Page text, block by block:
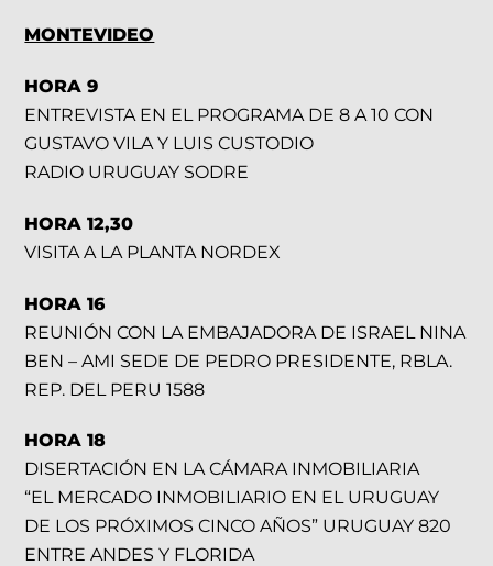
MONTEVIDEO
HORA 9
ENTREVISTA EN EL PROGRAMA DE 8 A 10 CON
GUSTAVO VILA Y LUIS CUSTODIO
RADIO URUGUAY SODRE
HORA 12,30
VISITA A LA PLANTA NORDEX
HORA 16
REUNIÓN CON LA EMBAJADORA DE ISRAEL NINA
BEN – AMI SEDE DE PEDRO PRESIDENTE, RBLA.
REP. DEL PERU 1588
HORA 18
DISERTACIÓN EN LA CÁMARA INMOBILIARIA
“EL MERCADO INMOBILIARIO EN EL URUGUAY
DE LOS PRÓXIMOS CINCO AÑOS” URUGUAY 820
ENTRE ANDES Y FLORIDA